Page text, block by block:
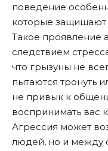
поведение
которые
Такое проявление
следствием
что грызуны не
пытаются тронуть
не привык к
воспринимать вас
Агрессия может
людей, но и между